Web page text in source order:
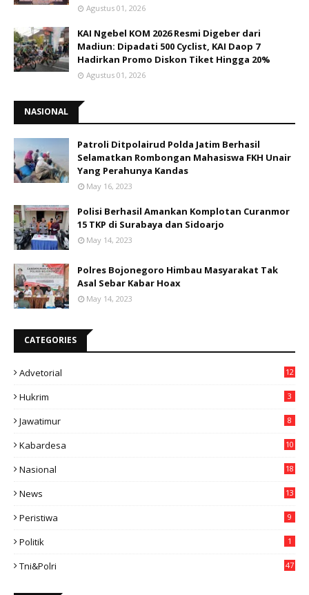
Agustus 01, 2026
KAI Ngebel KOM 2026 Resmi Digeber dari
Madiun: Dipadati 500 Cyclist, KAI Daop 7
Hadirkan Promo Diskon Tiket Hingga 20%
Agustus 01, 2026
NASIONAL
Patroli Ditpolairud Polda Jatim Berhasil
Selamatkan Rombongan Mahasiswa FKH Unair
Yang Perahunya Kandas
May 16, 2023
Polisi Berhasil Amankan Komplotan Curanmor
15 TKP di Surabaya dan Sidoarjo
May 14, 2023
Polres Bojonegoro Himbau Masyarakat Tak
Asal Sebar Kabar Hoax
May 14, 2023
CATEGORIES
Advetorial 12
Hukrim 3
Jawatimur 8
Kabardesa
10
Nasional
18
News
13
Peristiwa 9
Politik 1
Tni&polri 47